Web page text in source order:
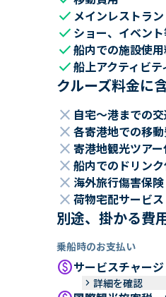
check メインレストラ
check ショー、イベン
check船内での施設使
check船上アクティビテ
クルーズ料金に
close 自宅～港までの
close 各寄港地での移
close 寄港地観光ツア
close 船内でのドリン
close 海外旅行傷害保険
close 荷物宅配サービス
別途、掛かる費
乗船時のお支払い
paidサービスチャー
keyboard_arrow_right 詳細を確認